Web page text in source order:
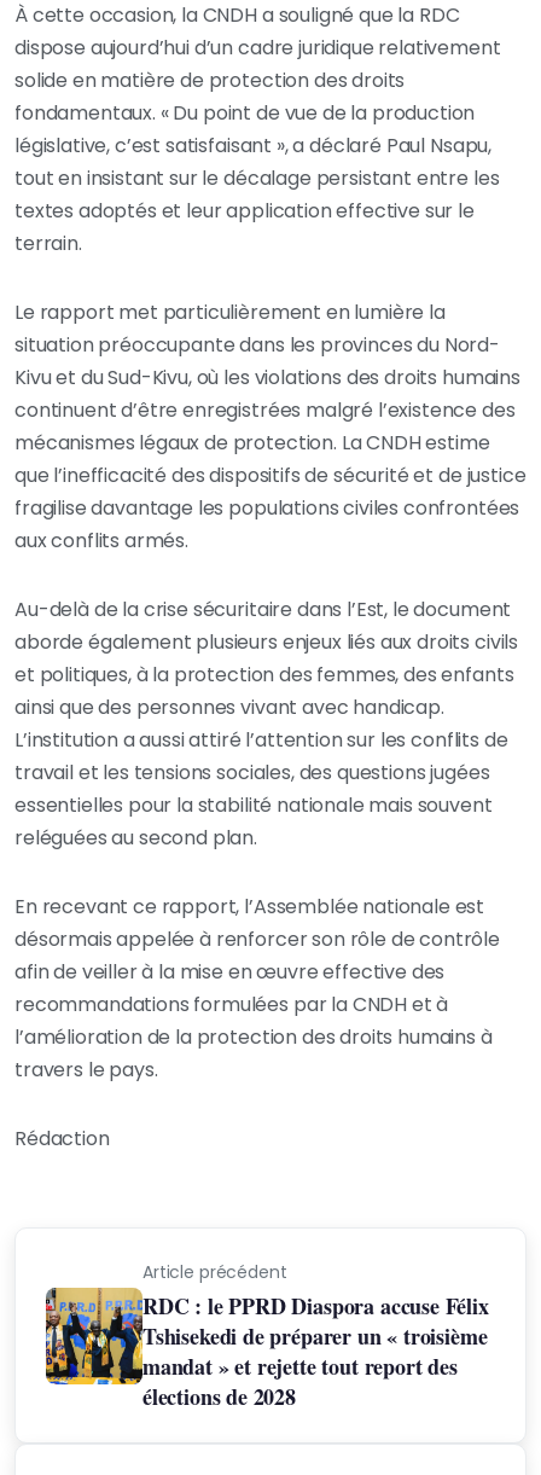
À cette occasion, la CNDH a souligné que la RDC
dispose aujourd’hui d’un cadre juridique relativement
solide en matière de protection des droits
fondamentaux. « Du point de vue de la production
législative, c’est satisfaisant », a déclaré Paul Nsapu,
tout en insistant sur le décalage persistant entre les
textes adoptés et leur application effective sur le
terrain.
Le rapport met particulièrement en lumière la
situation préoccupante dans les provinces du Nord-
Kivu et du Sud-Kivu, où les violations des droits humains
continuent d’être enregistrées malgré l’existence des
mécanismes légaux de protection. La CNDH estime
que l’inefficacité des dispositifs de sécurité et de justice
fragilise davantage les populations civiles confrontées
aux conflits armés.
Au-delà de la crise sécuritaire dans l’Est, le document
aborde également plusieurs enjeux liés aux droits civils
et politiques, à la protection des femmes, des enfants
ainsi que des personnes vivant avec handicap.
L’institution a aussi attiré l’attention sur les conflits de
travail et les tensions sociales, des questions jugées
essentielles pour la stabilité nationale mais souvent
reléguées au second plan.
En recevant ce rapport, l’Assemblée nationale est
désormais appelée à renforcer son rôle de contrôle
afin de veiller à la mise en œuvre effective des
recommandations formulées par la CNDH et à
l’amélioration de la protection des droits humains à
travers le pays.
Rédaction
Article précédent
RDC : le PPRD Diaspora accuse Félix
Tshisekedi de préparer un « troisième
mandat » et rejette tout report des
élections de 2028